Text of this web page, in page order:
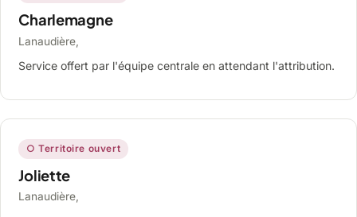
Charlemagne
Lanaudière,
Service offert par l'équipe centrale en attendant l'attribution.
○ Territoire ouvert
Joliette
Lanaudière,